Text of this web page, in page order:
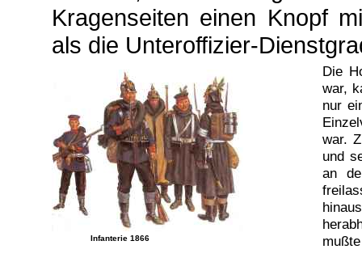
Kragenseiten einen Knopf
als die Unteroffizier-
Infanterie 1866
Die
war,
nur
war.
und
an